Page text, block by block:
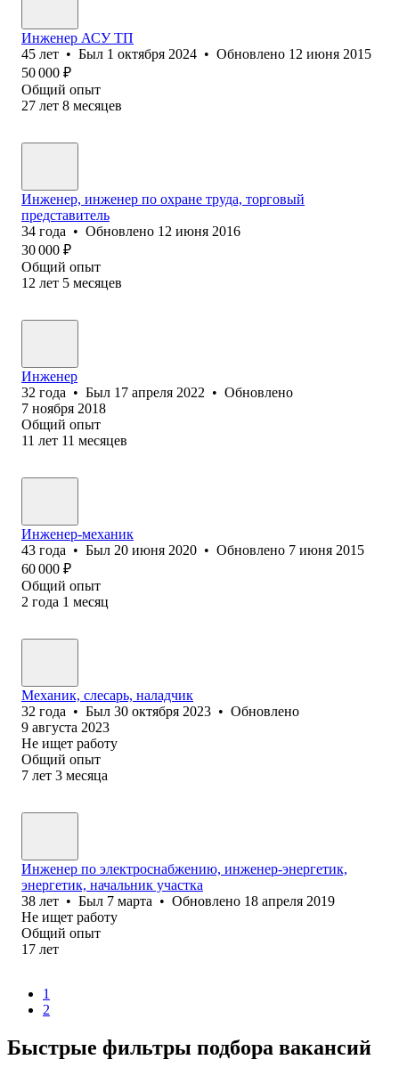
Инженер АСУ ТП
45 лет • Был 1 октября 2024 • Обновлено 12 июня 2015
50 000 ₽
Общий опыт
27 лет 8 месяцев
Инженер, инженер по охране труда, торговый
представитель
34 года • Обновлено 12 июня 2016
30 000 ₽
Общий опыт
12 лет 5 месяцев
Инженер
32 года • Был 17 апреля 2022 • Обновлено
7 ноября 2018
Общий опыт
11 лет 11 месяцев
Инженер-механик
43 года • Был 20 июня 2020 • Обновлено 7 июня 2015
60 000 ₽
Общий опыт
2 года 1 месяц
Механик, слесарь, наладчик
32 года • Был 30 октября 2023 • Обновлено
9 августа 2023
Не ищет работу
Общий опыт
7 лет 3 месяца
Инженер по электроснабжению, инженер-энергетик,
энергетик, начальник участка
38 лет • Был 7 марта • Обновлено 18 апреля 2019
Не ищет работу
Общий опыт
17 лет
1
2
Быстрые фильтры подбора вакансий